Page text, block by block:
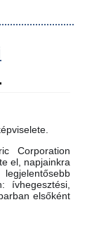
Corporation
el, napjainkra
ívhegesztési,
elsőként